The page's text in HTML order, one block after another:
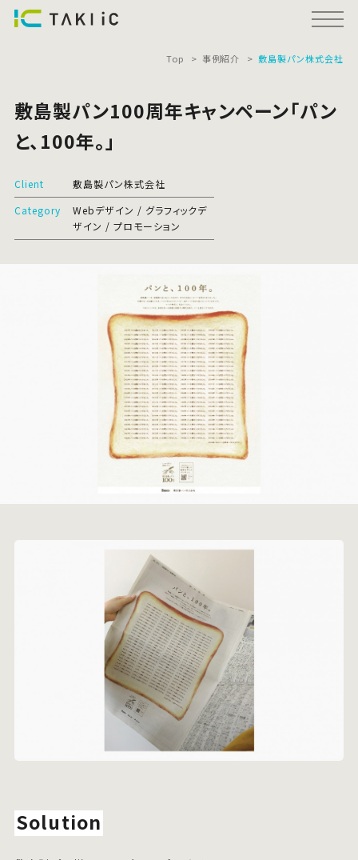
Top 事例紹介 敷島製パン株式会社
敷島製パン100周年キャンペーン「パン
と、100年。」
Client
敷島製パン株式会社
Category
Webデザイン
グラフィックデ
ザイン
プロモーション
Solution